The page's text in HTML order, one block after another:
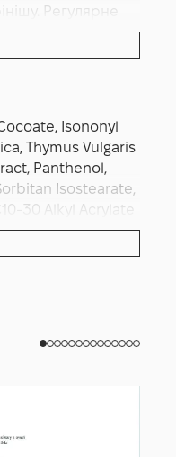
Регулярне
матовості та
нотою
Isononyl
Thymus Vulgaris
Panthenol,
Isostearate,
30 Alkyl Acrylate
(Parfum),
Sorbate.